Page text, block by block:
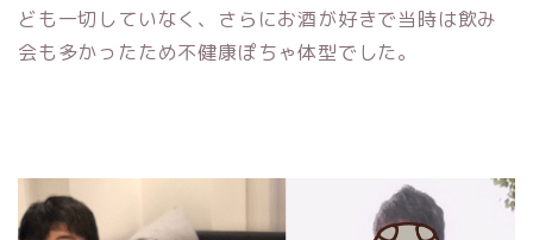
ども一切していなく、さらにお酒が好きで当時は飲み
会も多かったため不健康ぽちゃ体型でした。